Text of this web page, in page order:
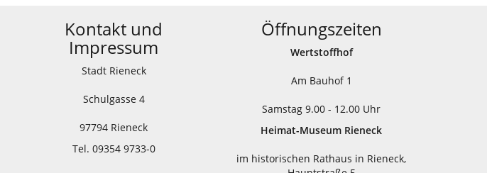
Kontakt und
Impressum
Stadt Rieneck
Schulgasse 4
97794 Rieneck
Tel. 09354 9733-0
Öffnungszeiten
Wertstoffhof
Am Bauhof 1
Samstag 9.00 - 12.00 Uhr
Heimat-Museum Rieneck
im historischen Rathaus in Rieneck,